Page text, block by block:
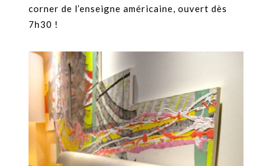
corner de l’enseigne américaine, ouvert dès
7h30 !